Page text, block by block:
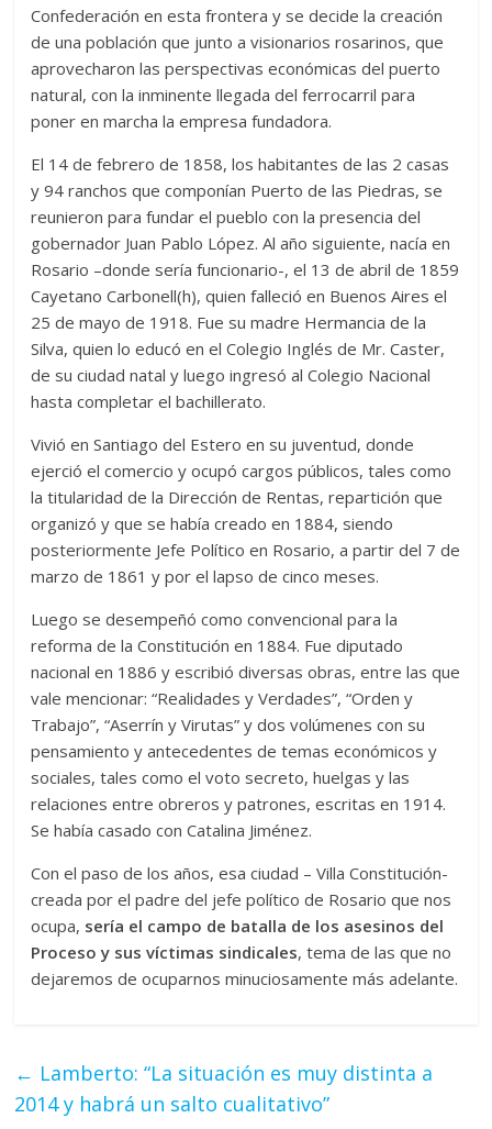
Confederación en esta frontera y se decide la creación
de una población que junto a visionarios rosarinos, que
aprovecharon las perspectivas económicas del puerto
natural, con la inminente llegada del ferrocarril para
poner en marcha la empresa fundadora.
El 14 de febrero de 1858, los habitantes de las 2 casas
y 94 ranchos que componían Puerto de las Piedras, se
reunieron para fundar el pueblo con la presencia del
gobernador Juan Pablo López. Al año siguiente, nacía en
Rosario –donde sería funcionario-, el 13 de abril de 1859
Cayetano Carbonell(h), quien falleció en Buenos Aires el
25 de mayo de 1918. Fue su madre Hermancia de la
Silva, quien lo educó en el Colegio Inglés de Mr. Caster,
de su ciudad natal y luego ingresó al Colegio Nacional
hasta completar el bachillerato.
Vivió en Santiago del Estero en su juventud, donde
ejerció el comercio y ocupó cargos públicos, tales como
la titularidad de la Dirección de Rentas, repartición que
organizó y que se había creado en 1884, siendo
posteriormente Jefe Político en Rosario, a partir del 7 de
marzo de 1861 y por el lapso de cinco meses.
Luego se desempeñó como convencional para la
reforma de la Constitución en 1884. Fue diputado
nacional en 1886 y escribió diversas obras, entre las que
vale mencionar: “Realidades y Verdades”, “Orden y
Trabajo”, “Aserrín y Virutas” y dos volúmenes con su
pensamiento y antecedentes de temas económicos y
sociales, tales como el voto secreto, huelgas y las
relaciones entre obreros y patrones, escritas en 1914.
Se había casado con Catalina Jiménez.
Con el paso de los años, esa ciudad – Villa Constitución-
creada por el padre del jefe político de Rosario que nos
ocupa, sería el campo de batalla de los asesinos del
Proceso y sus víctimas sindicales, tema de las que no
dejaremos de ocuparnos minuciosamente más adelante.
← Lamberto: “La situación es muy distinta a
2014 y habrá un salto cualitativo”